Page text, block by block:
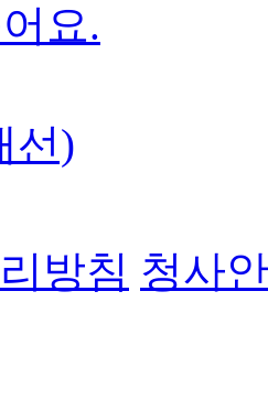
요.
선)
방침 청사